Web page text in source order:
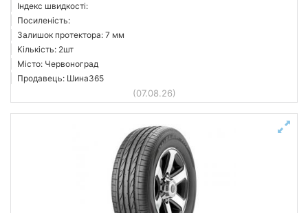
Індекс швидкості:
Посиленість:
Залишок протектора: 7 мм
Кількість: 2шт
Місто: Червоноград
Продавець: Шина365
(07.08.26)